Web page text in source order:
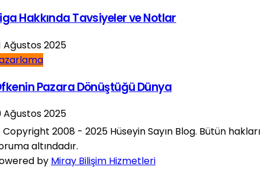
Hakkında Tavsiyeler ve Notlar
Ağustos 2025
Pazara Dönüştüğü Dünya
Ağustos 2025
2008 - 2025 Hüseyin Sayın Blog. Bütün hakları
altındadır.
by Miray Bilişim Hizmetleri